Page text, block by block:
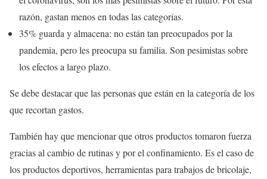
razón, gastan menos en todas las categorías.
35% guarda y almacena: no están tan preocupados por la
pandemia, pero les preocupa su familia. Son pesimistas sobre
los efectos a largo plazo.
Se debe destacar que las personas que están en la categoría de los
que recortan gastos.
También hay que mencionar que otros productos tomaron fuerza
gracias al cambio de rutinas y por el confinamiento. Es el caso de
los productos deportivos, herramientas para trabajos de bricolaje,